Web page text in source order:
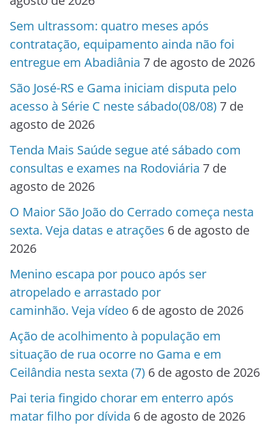
Sem ultrassom: quatro meses após
contratação, equipamento ainda não foi
entregue em Abadiânia 7 de agosto de 2026
São José-RS e Gama iniciam disputa pelo
acesso à Série C neste sábado(08/08) 7 de
agosto de 2026
Tenda Mais Saúde segue até sábado com
consultas e exames na Rodoviária 7 de
agosto de 2026
O Maior São João do Cerrado começa nesta
sexta. Veja datas e atrações 6 de agosto de
2026
Menino escapa por pouco após ser
atropelado e arrastado por
caminhão. Veja vídeo 6 de agosto de 2026
Ação de acolhimento à população em
situação de rua ocorre no Gama e em
Ceilândia nesta sexta (7) 6 de agosto de 2026
Pai teria fingido chorar em enterro após
matar filho por dívida 6 de agosto de 2026